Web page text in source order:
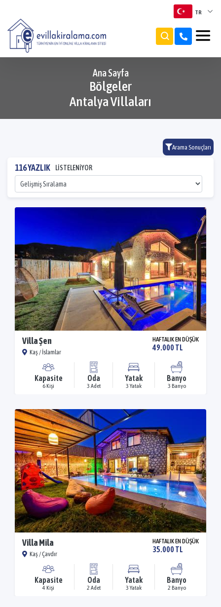
TR
TR
Ana Sayfa
Bölgeler
Antalya Villaları
Arama Sonuçları
116 YAZLIK LİSTELENİYOR
Villa Şen
Kaş / İslamlar
HAFTALIK EN DÜŞÜK
49.000 TL
Kapasite
6 Kişi
Oda
3 Adet
Yatak
3 Yatak
Banyo
3 Banyo
Villa Mila
Kaş / Çavdır
HAFTALIK EN DÜŞÜK
35.000 TL
Kapasite
4 Kişi
Oda
2 Adet
Yatak
3 Yatak
Banyo
2 Banyo